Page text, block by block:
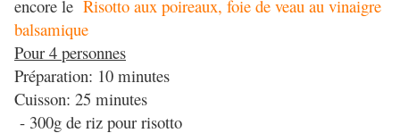
encore le Risotto aux poireaux, foie de veau au vinaigre
balsamique
Pour 4 personnes
Préparation: 10 minutes
Cuisson: 25 minutes
- 300g de riz pour risotto